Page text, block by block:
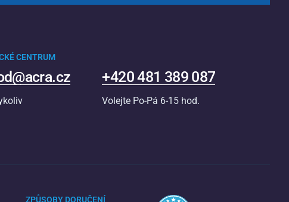
CENTRUM
+420 481 389 087
Volejte Po-Pá 6-15 hod.
ZPŮSOBY DORUČENÍ